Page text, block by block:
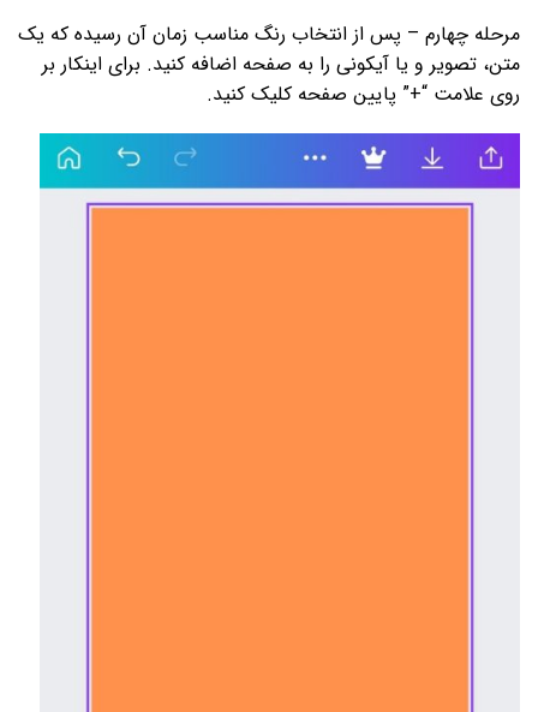
مرحله چهارم – پس از انتخاب رنگ مناسب زمان آن رسیده که یک
متن، تصویر و یا آیکونی را به صفحه اضافه کنید. برای اینکار بر
روی علامت “+” پایین صفحه کلیک کنید.